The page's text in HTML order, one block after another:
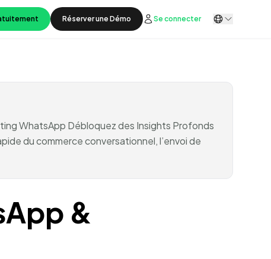
Réserver une Démo Se connecter
WhatsApp Débloquez des Insights Profonds
du commerce conversationnel, l’envoi de
&